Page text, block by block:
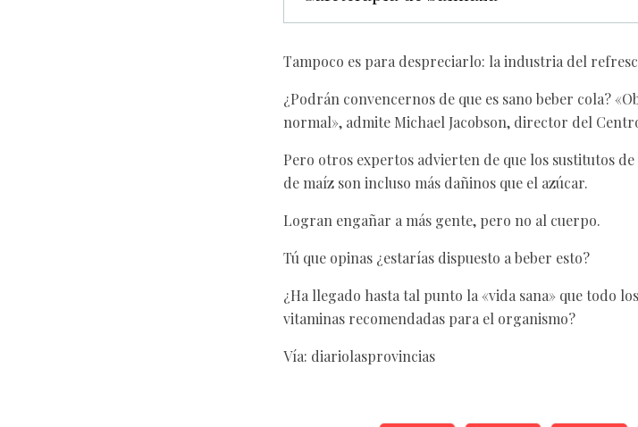
Tampoco es para despreciarlo: la industria del
¿Podrán convencernos de que es sano beber cola?
normal», admite Michael Jacobson, director del
Pero otros expertos advierten de que los sustitutos
de maíz son incluso más dañinos que el azúcar.
Logran engañar a más gente, pero no al cuerpo.
Tú que opinas ¿estarías dispuesto a beber esto?
¿Ha llegado hasta tal punto la «vida sana» que todo
vitaminas recomendadas para el organismo?
Vía: diariolasprovincias